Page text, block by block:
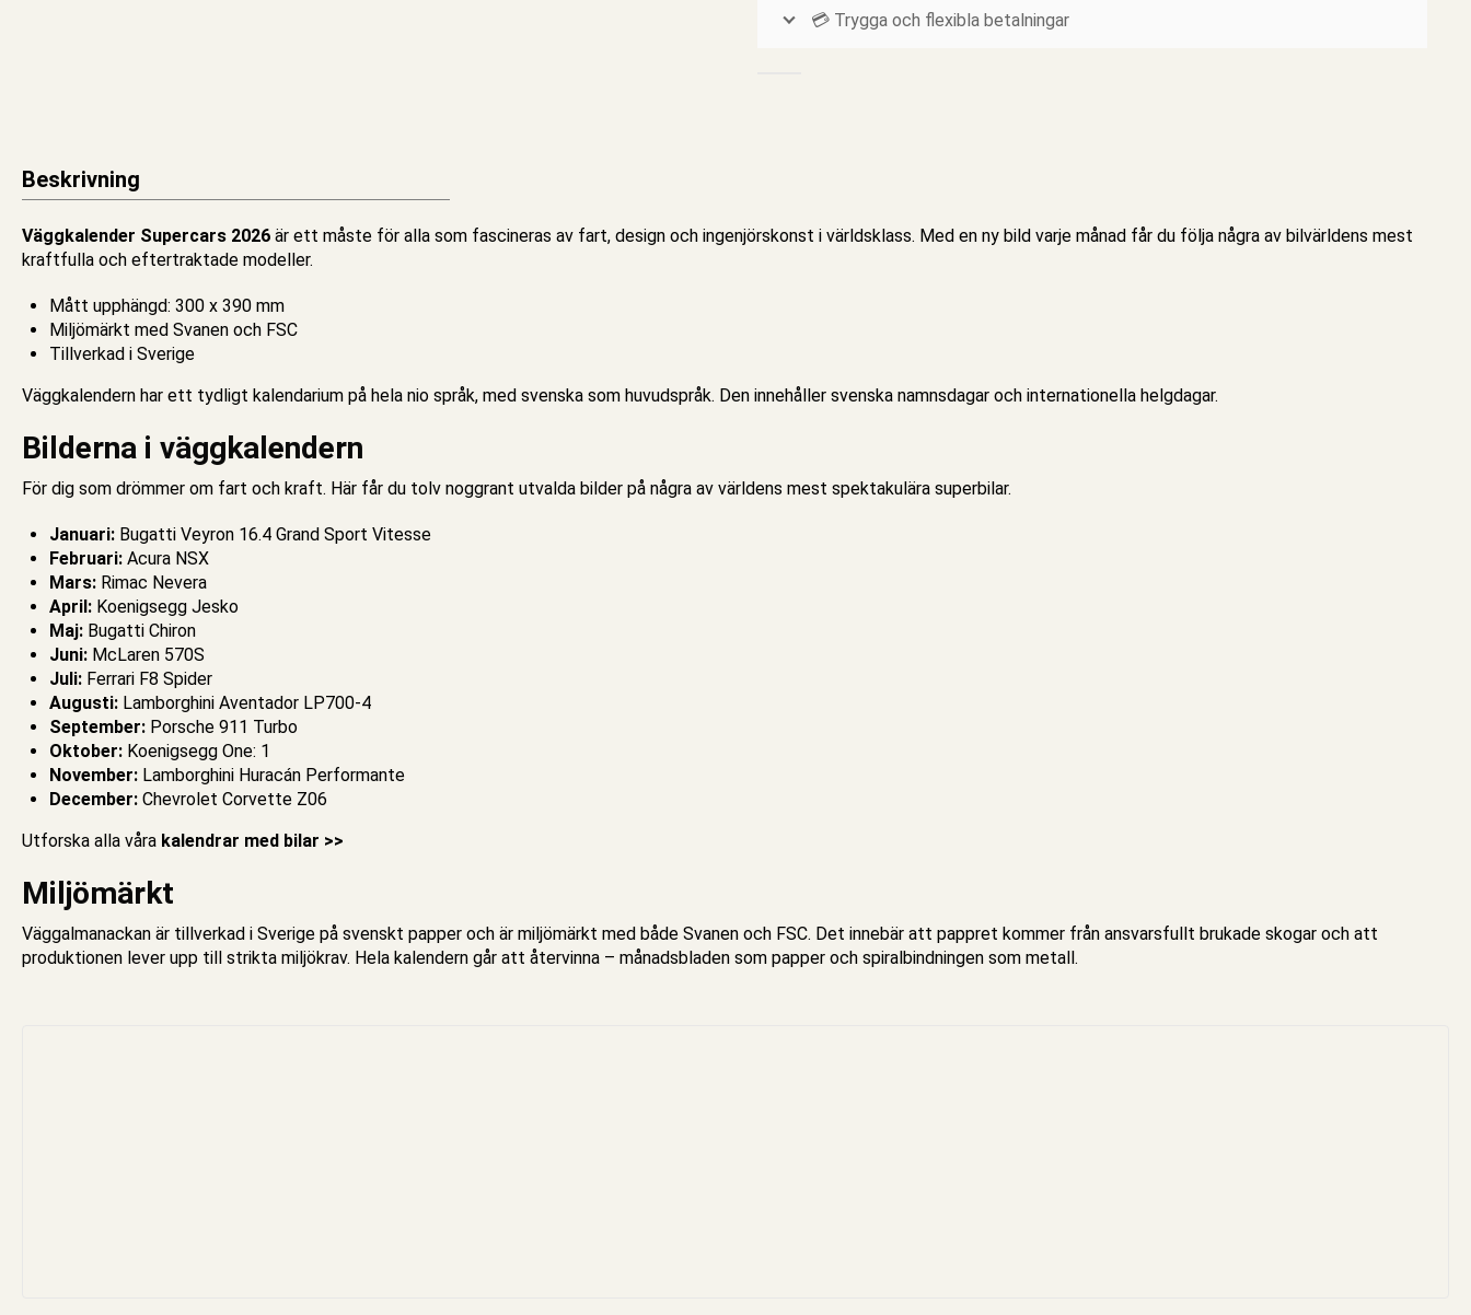
💳 Trygga och flexibla betalningar
Beskrivning
Väggkalender Supercars 2026 är ett måste för alla som fascineras av fart, design och ingenjörskonst i världsklass. Med en ny bild varje månad får du följa några av bilvärldens mest
kraftfulla och eftertraktade modeller.
Mått upphängd: 300 x 390 mm
Miljömärkt med Svanen och FSC
Tillverkad i Sverige
Väggkalendern har ett tydligt kalendarium på hela nio språk, med svenska som huvudspråk. Den innehåller svenska namnsdagar och internationella helgdagar.
Bilderna i väggkalendern
För dig som drömmer om fart och kraft. Här får du tolv noggrant utvalda bilder på några av världens mest spektakulära superbilar.
Januari: Bugatti Veyron 16.4 Grand Sport Vitesse
Februari: Acura NSX
Mars: Rimac Nevera
April: Koenigsegg Jesko
Maj: Bugatti Chiron
Juni: McLaren 570S
Juli: Ferrari F8 Spider
Augusti: Lamborghini Aventador LP700-4
September: Porsche 911 Turbo
Oktober: Koenigsegg One: 1
November: Lamborghini Huracán Performante
December: Chevrolet Corvette Z06
Utforska alla våra kalendrar med bilar >>
Miljömärkt
Väggalmanackan är tillverkad i Sverige på svenskt papper och är miljömärkt med både Svanen och FSC. Det innebär att pappret kommer från ansvarsfullt brukade skogar och att
produktionen lever upp till strikta miljökrav. Hela kalendern går att återvinna – månadsbladen som papper och spiralbindningen som metall.